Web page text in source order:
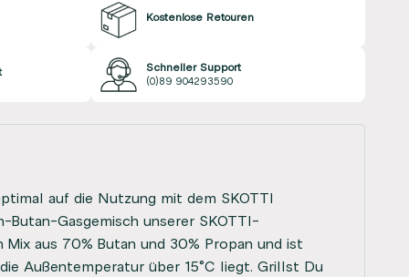
Kostenlose Retouren
Schneller Support
(0)89 904293590
auf die Nutzung mit dem SKOTTI
Butan-Gasgemisch unserer SKOTTI-
aus 70% Butan und 30% Propan und ist
Außentemperatur über 15°C liegt. Grillst Du